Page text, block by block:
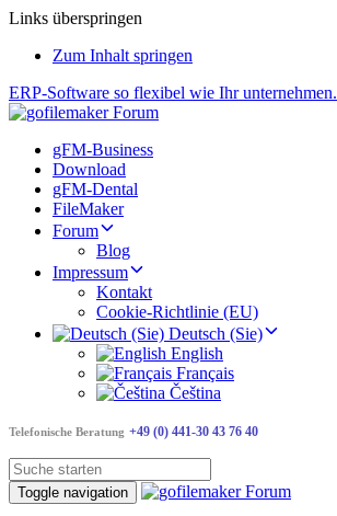
Links überspringen
Zum Inhalt springen
ERP-Software so flexibel wie Ihr unternehmen.
gFM-Business
Download
gFM-Dental
FileMaker
Forum
Blog
Impressum
Kontakt
Cookie-Richtlinie (EU)
Deutsch (Sie)
English
Français
Čeština
Telefonische Beratung +49 (0) 441-30 43 76 40
Toggle navigation